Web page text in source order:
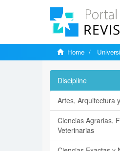
Home
Discipline
Artes, Arquitectura
Ciencias Agrarias,
Veterinarias